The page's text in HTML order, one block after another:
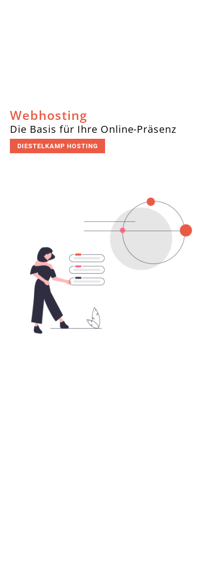
Webhosting
Die Basis für Ihre Online-Präsenz
DIESTELKAMP HOSTING